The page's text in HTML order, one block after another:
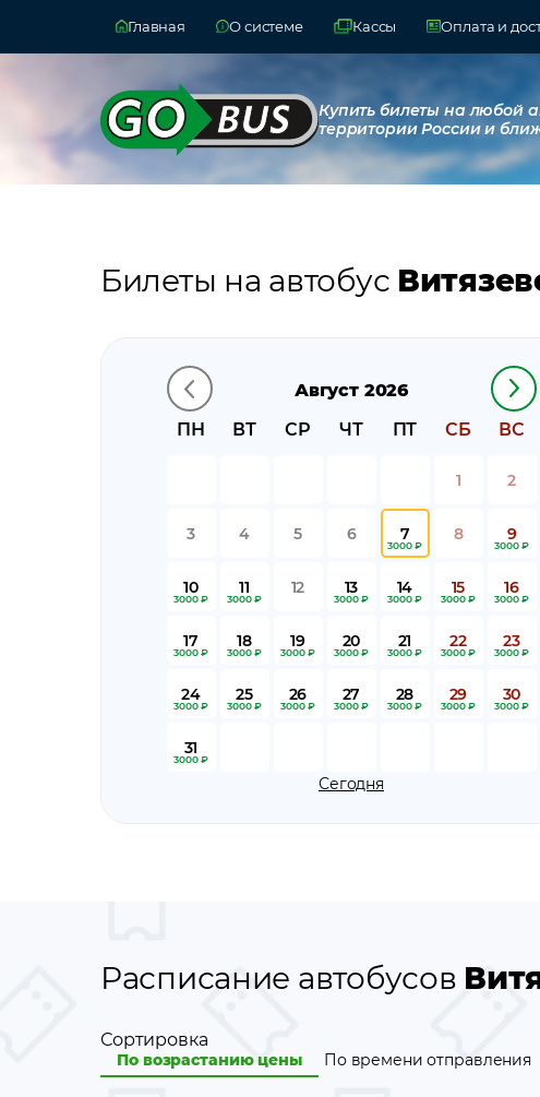
Главная О системе Кассы Оплата и
Купить билеты на любой
территории России и
Билеты на автобус
Август 2026
ПН
ВТ СР ЧТ ПТ СБ ВС
1 2
3 4 5 6 7
3000 ₽
8 9
3000 ₽
10
3000 ₽
11
3000 ₽
12 13
3000 ₽
14
3000 ₽
15
3000 ₽
16
3000 ₽
17
3000 ₽
18
3000 ₽
19
3000 ₽
20
3000 ₽
21
3000 ₽
22
3000 ₽
23
3000 ₽
24
3000 ₽
25
3000 ₽
26
3000 ₽
27
3000 ₽
28
3000 ₽
29
3000 ₽
30
3000 ₽
31
3000 ₽
Сегодня
Расписание автобусов
Сортировка
По возрастанию цены По времени отправления